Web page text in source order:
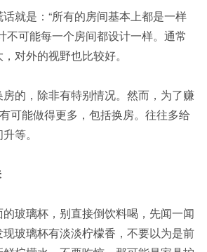
就是：“所有的房间基本上都是一样
不可能每一个房间都设计一样。通常
对外的视野也比较好。
的，除非有特别情况。然而，为了赚
可能做得更多，包括换房。往往多给
等。
玻璃杯，别直接倒饮料喝，先闻一闻
玻璃杯有淡淡柠檬香，不要以为是前